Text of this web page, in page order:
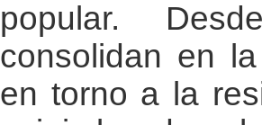
popular.
consolidan en
en torno a la